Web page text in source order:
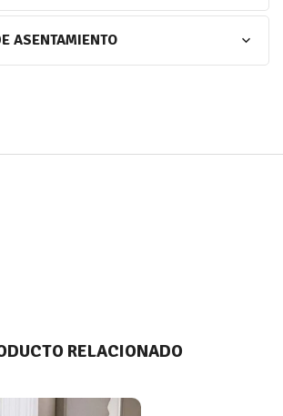
ASENTAMIENTO
RELACIONADO